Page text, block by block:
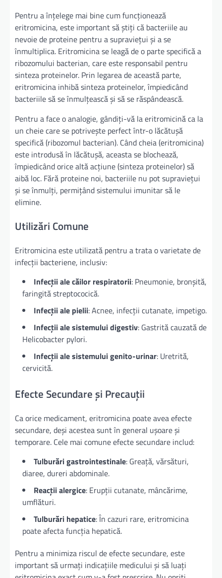
Pentru a înțelege mai bine cum funcționează
eritromicina, este important să știți că bacteriile au
nevoie de proteine pentru a supraviețui și a se
înmultiplica. Eritromicina se leagă de o parte specifică a
ribozomului bacterian, care este responsabil pentru
sinteza proteinelor. Prin legarea de această parte,
eritromicina inhibă sinteza proteinelor, împiedicând
bacteriile să se înmulțească și să se răspândească.
Pentru a face o analogie, gândiți-vă la eritromicină ca la
un cheie care se potrivește perfect într-o lăcătușă
specifică (ribozomul bacterian). Când cheia (eritromicina)
este introdusă în lăcătușă, aceasta se blochează,
împiedicând orice altă acțiune (sinteza proteinelor) să
aibă loc. Fără proteine noi, bacteriile nu pot supraviețui
și se înmulți, permițând sistemului imunitar să le
elimine.
Utilizări Comune
Eritromicina este utilizată pentru a trata o varietate de
infecții bacteriene, inclusiv:
Infecții ale căilor respiratorii: Pneumonie, bronșită,
faringită streptococică.
Infecții ale pielii: Acnee, infecții cutanate, impetigo.
Infecții ale sistemului digestiv: Gastrită cauzată de
Helicobacter pylori.
Infecții ale sistemului genito-urinar: Uretrită,
cervicită.
Efecte Secundare și Precauții
Ca orice medicament, eritromicina poate avea efecte
secundare, deși acestea sunt în general ușoare și
temporare. Cele mai comune efecte secundare includ:
Tulburări gastrointestinale: Greață, vărsături,
diaree, dureri abdominale.
Reacții alergice: Erupții cutanate, mâncărime,
umflături.
Tulburări hepatice: În cazuri rare, eritromicina
poate afecta funcția hepatică.
Pentru a minimiza riscul de efecte secundare, este
important să urmați indicațiile medicului și să luați